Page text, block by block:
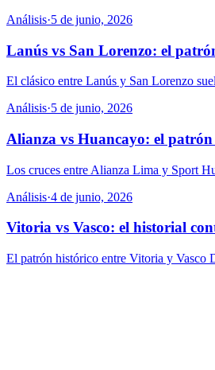
Análisis·5 de junio, 2026
Lanús vs San Lorenzo: el
El clásico entre Lanús y San Lorenzo
Análisis·5 de junio, 2026
Alianza vs Huancayo: el
Los cruces entre Alianza Lima y Sport
Análisis·4 de junio, 2026
Vitoria vs Vasco: el historial
El patrón histórico entre Vitoria y Vasco